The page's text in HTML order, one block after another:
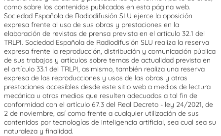
como sobre los contenidos publicados en esta página web.
Sociedad Española de Radiodifusión SLU ejerce la oposición
expresa frente al uso de sus obras y prestaciones en la
elaboración de revistas de prensa prevista en el artículo 32.1 del
TRLPI. Sociedad Española de Radiodifusión SLU realiza la reserva
expresa frente la reproducción, distribución y comunicación pública
de sus trabajos y artículos sobre temas de actualidad prevista en
el artículo 33.1 del TRLPI, asimismo, también realiza una reserva
expresa de las reproducciones y usos de las obras y otras
prestaciones accesibles desde este sitio web a medios de lectura
mecánica u otros medios que resulten adecuados a tal fin de
conformidad con el artículo 67.3 del Real Decreto - ley 24/2021, de
2 de noviembre, así como frente a cualquier utilización de sus
contenidos por tecnologías de inteligencia artificial, sea cual sea su
naturaleza y finalidad.